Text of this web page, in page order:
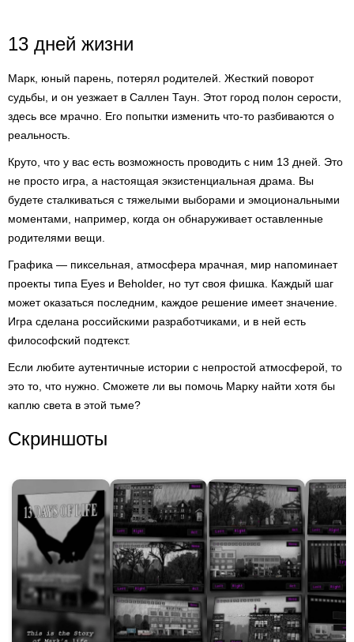
13 дней жизни
Марк, юный парень, потерял родителей. Жесткий поворот
судьбы, и он уезжает в Саллен Таун. Этот город полон серости,
здесь все мрачно. Его попытки изменить что-то разбиваются о
реальность.
Круто, что у вас есть возможность проводить с ним 13 дней. Это
не просто игра, а настоящая экзистенциальная драма. Вы
будете сталкиваться с тяжелыми выборами и эмоциональными
моментами, например, когда он обнаруживает оставленные
родителями вещи.
Графика — пиксельная, атмосфера мрачная, мир напоминает
проекты типа Eyes и Beholder, но тут своя фишка. Каждый шаг
может оказаться последним, каждое решение имеет значение.
Игра сделана российскими разработчиками, и в ней есть
философский подтекст.
Если любите аутентичные истории с непростой атмосферой, то
это то, что нужно. Сможете ли вы помочь Марку найти хотя бы
каплю света в этой тьме?
Скриншоты